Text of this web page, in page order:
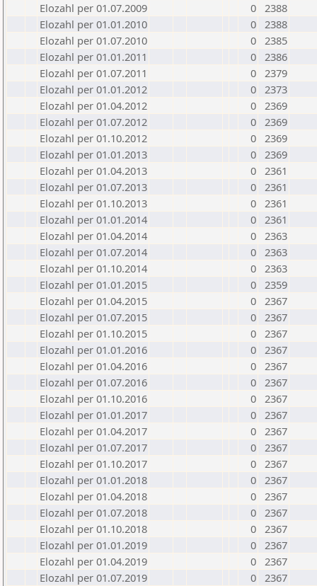
Elozahl per 01.07.2009
0 2388
Elozahl per 01.01.2010
0 2388
Elozahl per 01.07.2010
0 2385
Elozahl per 01.01.2011
0 2386
Elozahl per 01.07.2011
0 2379
Elozahl per 01.01.2012
0 2373
Elozahl per 01.04.2012
0 2369
Elozahl per 01.07.2012
0 2369
Elozahl per 01.10.2012
0 2369
Elozahl per 01.01.2013
0 2369
Elozahl per 01.04.2013
0 2361
Elozahl per 01.07.2013
0 2361
Elozahl per 01.10.2013
0 2361
Elozahl per 01.01.2014
0 2361
Elozahl per 01.04.2014
0 2363
Elozahl per 01.07.2014
0 2363
Elozahl per 01.10.2014
0 2363
Elozahl per 01.01.2015
0 2359
Elozahl per 01.04.2015
0 2367
Elozahl per 01.07.2015
0 2367
Elozahl per 01.10.2015
0 2367
Elozahl per 01.01.2016
0 2367
Elozahl per 01.04.2016
0 2367
Elozahl per 01.07.2016
0 2367
Elozahl per 01.10.2016
0 2367
Elozahl per 01.01.2017
0 2367
Elozahl per 01.04.2017
0 2367
Elozahl per 01.07.2017
0 2367
Elozahl per 01.10.2017
0 2367
Elozahl per 01.01.2018
0 2367
Elozahl per 01.04.2018
0 2367
Elozahl per 01.07.2018
0 2367
Elozahl per 01.10.2018
0 2367
Elozahl per 01.01.2019
0 2367
Elozahl per 01.04.2019
0 2367
Elozahl per 01.07.2019
0 2367